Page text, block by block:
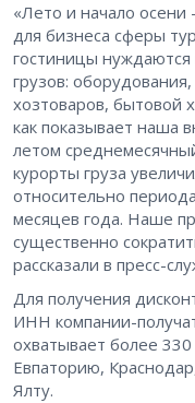
«Лето и начало осени
для бизнеса сферы
гостиницы нуждаются
грузов:
хозтоваров, бытовой
как показывает наша
летом
курорты груза
относительно
месяцев года. Наше
существенно
рассказали в пресс-
Для получения
ИНН компании-
охватывает более
Евпаторию,
Ялту.